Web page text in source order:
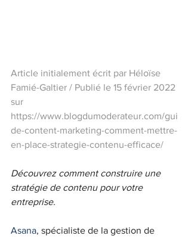
Article initialement écrit par Héloïse
Famié-Galtier / Publié le 15 février 2022
sur
https://www.blogdumoderateur.com/gui
de-content-marketing-comment-mettre-
en-place-strategie-contenu-efficace/
Découvrez comment construire une
stratégie de contenu pour votre
entreprise.
Asana, spécialiste de la gestion de